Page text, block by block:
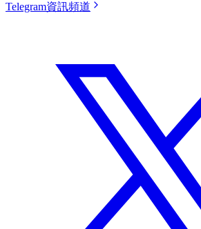
Telegram資訊頻道